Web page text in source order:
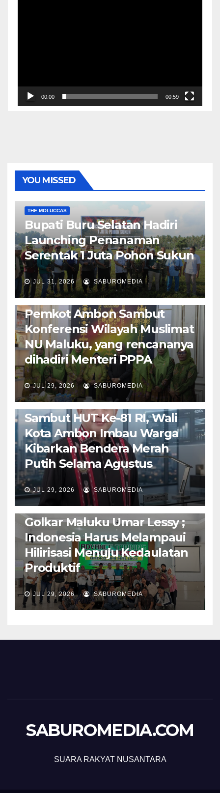
00:00 00:59
YOU MISSED
THE MOLUCCAS
Bupati Buru Selatan Hadiri
Launching Penanaman
Serentak 1 Juta Pohon Sukun
JUL 31, 2026 SABUROMEDIA
AMBON METRO JURNALISME AKTIVIS
POLITIK & PEMERINTAHAN
Pemkot Ambon Sambut
Konferensi Wilayah Muslimat
NU Maluku, yang rencananya
dihadiri Menteri PPPA
JUL 29, 2026 SABUROMEDIA
AMBON METRO POLITIK & PEMERINTAHAN
Sambut HUT Ke-81 RI, Wali
Kota Ambon Imbau Warga
Kibarkan Bendera Merah
Putih Selama Agustus
JUL 29, 2026 SABUROMEDIA
AMBON METRO JURNALISME AKTIVIS
PENDIDIKAN & OLAHRAGA THE MOLUCCAS
Isi Materi LK-III HMI, Ketua
Golkar Maluku Umar Lessy ;
Indonesia Harus Melampaui
Hilirisasi Menuju Kedaulatan
Produktif
JUL 29, 2026 SABUROMEDIA
SABUROMEDIA.COM
SUARA RAKYAT NUSANTARA